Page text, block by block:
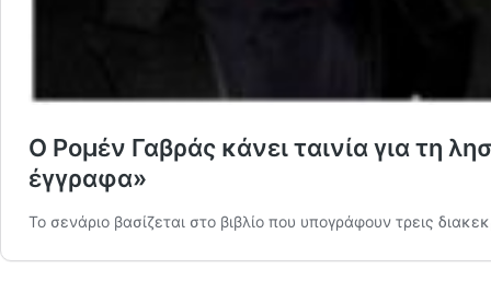
Ο Ρομέν Γαβράς κάνει ταινία για τη
έγγραφα»
Το σενάριο βασίζεται στο βιβλίο που υπογράφουν τρεις